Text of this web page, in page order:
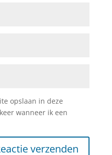
opslaan in deze
wanneer ik een